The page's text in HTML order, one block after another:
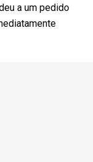
a um pedido